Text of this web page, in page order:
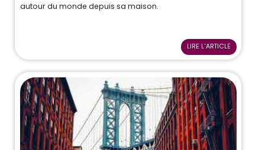
autour du monde depuis sa maison.
LIRE L'ARTICLE